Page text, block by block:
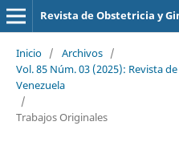
Revista de Obstetricia y
Inicio / Archivos /
Vol. 85 Núm. 03 (2025): Revista
Venezuela
/
Trabajos Originales